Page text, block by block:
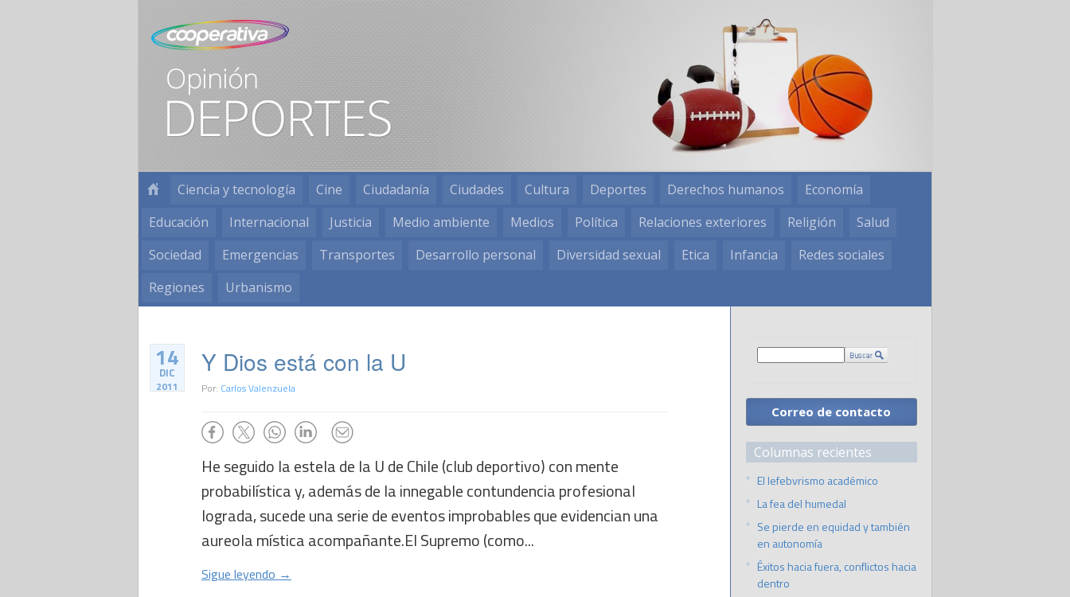
Ciencia y tecnología Cine Ciudadanía Ciudades Cultura Deportes Derechos humanos
Economía
Educación
Internacional Justicia Medio ambiente Medios Política Relaciones exteriores Religión
Salud
Sociedad
Emergencias Transportes Desarrollo personal Diversidad sexual Etica Infancia
Redes sociales
Regiones
Urbanismo
14
DIC
2011
Y Dios está con la U
Por: Carlos Valenzuela
He seguido la estela de la U de Chile (club deportivo) con mente
probabilística y, además de la innegable contundencia profesional
lograda, sucede una serie de eventos improbables que evidencian una
aureola mística acompañante.El Supremo (como...
Sigue leyendo →
Correo de contacto
Columnas recientes
El lefebvrismo académico
La fea del humedal
Se pierde en equidad y también
en autonomía
Éxitos hacia fuera, conflictos hacia
dentro